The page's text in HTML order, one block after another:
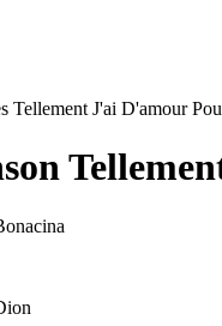
Tellement J'ai D'amour